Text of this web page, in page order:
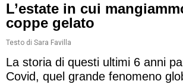
L’estate in cui
coppe gelato
Testo di Sara Favilla
La storia di questi ultimi 6 anni
Covid, quel grande fenomeno